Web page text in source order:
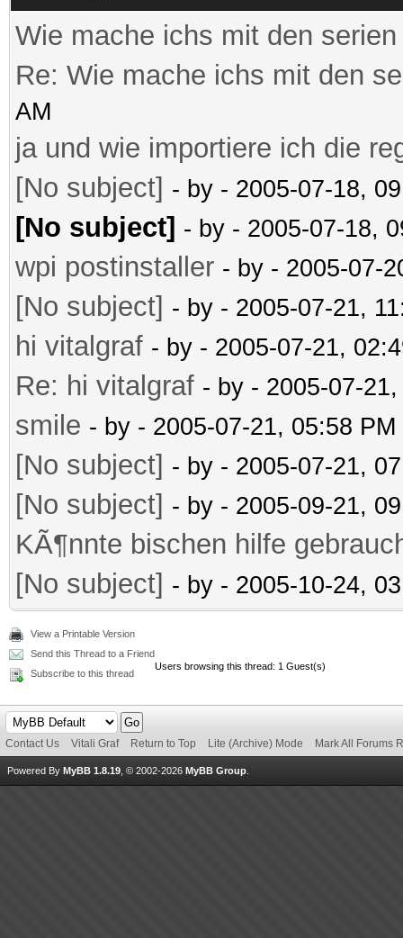
Wie mache ichs mit den
Re: Wie mache ichs mit den
AM
ja und wie importiere ich die
[No subject] - by - 2005-07-18,
[No subject] - by - 2005-07-18,
wpi postinstaller - by - 2005-07-
[No subject] - by - 2005-07-21,
hi vitalgraf - by - 2005-07-21,
Re: hi vitalgraf - by - 2005-07-
smile - by - 2005-07-21, 05:58 PM
[No subject] - by - 2005-07-21,
[No subject] - by - 2005-09-21,
KÃ¶nnte bischen hilfe
[No subject] - by - 2005-10-24,
View a Printable Version
Send this Thread to a Friend
Subscribe to this thread
Users browsing this thread: 1 Guest(s)
Contact Us Vitali Graf Return to Top Lite (Archive) Mode Mark All Forums
Powered By MyBB 1.8.19 , © 2002-2026 MyBB Group